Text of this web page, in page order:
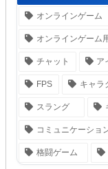
オンラインゲーム
オンラインゲーム
チャット ア
FPS キャラ
スラング
コミュニケーショ
格闘ゲーム